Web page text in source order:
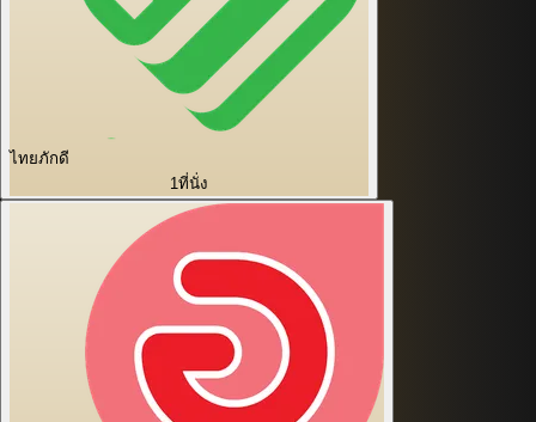
ไทยภักดี
1ที่นั่ง